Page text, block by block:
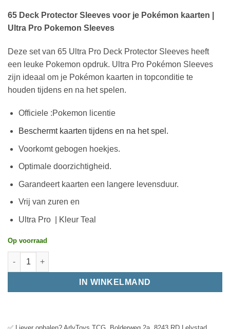
65 Deck Protector Sleeves voor je Pokémon kaarten |
Ultra Pro Pokemon Sleeves
Deze set van 65 Ultra Pro Deck Protector Sleeves heeft
een leuke Pokemon opdruk. Ultra Pro Pokémon Sleeves
zijn ideaal om je Pokémon kaarten in topconditie te
houden tijdens en na het spelen.
Officiele :Pokemon licentie
Beschermt kaarten tijdens en na het spel.
Voorkomt gebogen hoekjes.
Optimale doorzichtigheid.
Garandeert kaarten een langere levensduur.
Vrij van zuren en
Ultra Pro | Kleur Teal
Op voorraad
IN WINKELMAND